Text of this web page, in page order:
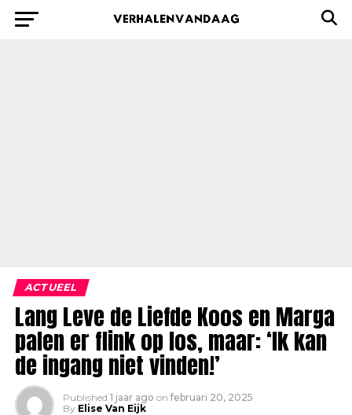
ACTUEEL
Lang Leve de Liefde Koos en Marga
palen er flink op los, maar: ‘Ik kan
de ingang niet vinden!’
Published 1 jaar ago on februari 20, 2025
By Elise Van Eijk